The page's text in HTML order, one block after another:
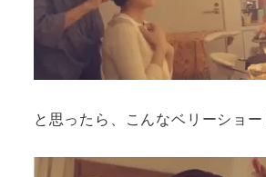
と思ったら、こんなベリーショ